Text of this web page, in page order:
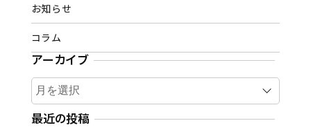
お知らせ
コラム
アーカイブ
ア
ー
カ
最近の投稿